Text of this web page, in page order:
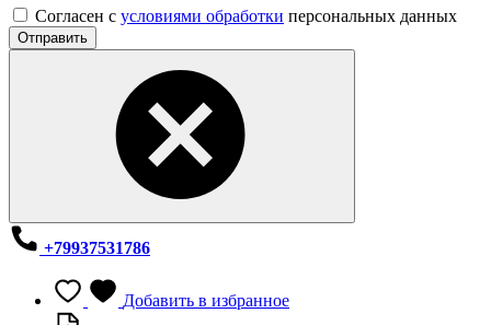
Согласен с условиями обработки персональных данных
Отправить
+79937531786
Добавить в избранное